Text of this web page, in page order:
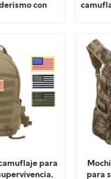
con
para
para